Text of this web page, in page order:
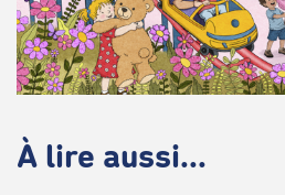
À lire aussi...